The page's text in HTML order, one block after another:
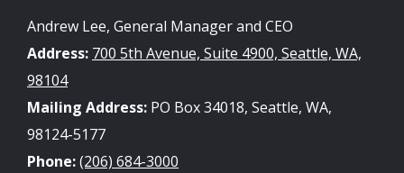
Andrew Lee, General Manager and CEO
Address: 700 5th Avenue, Suite 4900, Seattle, WA,
98104
Mailing Address: PO Box 34018, Seattle, WA,
98124-5177
Phone:(206) 684-3000